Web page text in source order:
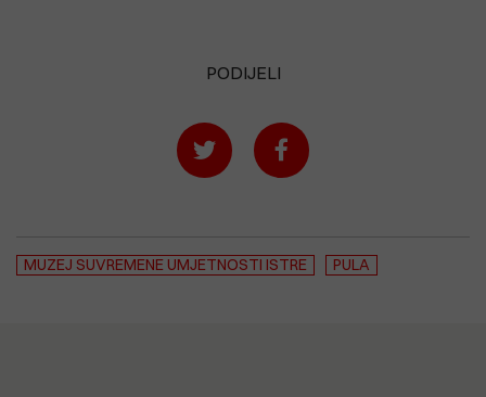
PODIJELI
MUZEJ SUVREMENE UMJETNOSTI ISTRE PULA